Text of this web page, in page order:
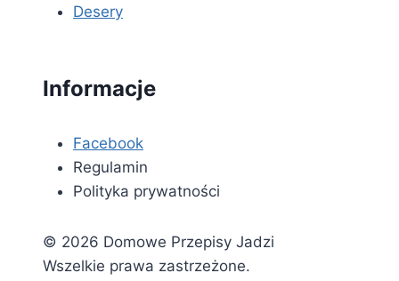
Desery
Informacje
Facebook
Regulamin
Polityka prywatności
© 2026 Domowe Przepisy Jadzi
Wszelkie prawa zastrzeżone.